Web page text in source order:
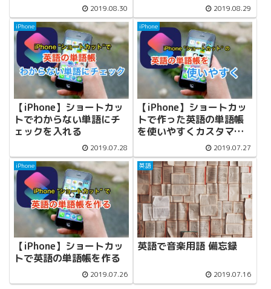
2019.08.30 2019.08.29
iPhone
【iPhone】ショートカッ
トでわからない単語にチ
ェックを入れる
2019.07.28
iPhone
【iPhone】ショートカッ
トで作った英語の単語帳
を使いやすくカスタマイ
2019.07.27
iPhone
【iPhone】ショートカッ
トで英語の単語帳を作る
2019.07.26
英語
英語で音楽用語 備忘録
2019.07.16